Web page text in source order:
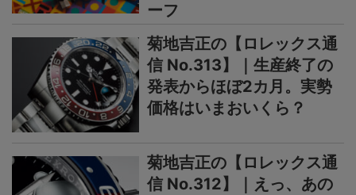
ーフ
菊地吉正の【ロレックス通
信 No.313】｜生産終了の
発表からほぼ2カ月。実勢
価格はいまおいくら？
菊地吉正の【ロレックス通
信 No.312】｜えっ、あの